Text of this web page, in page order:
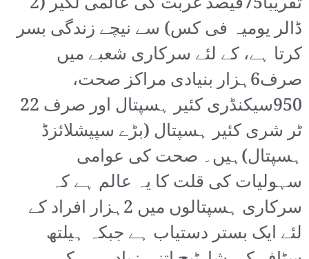
ڈالر یومیہ فی کس) سے نیچے زندگی بسر
کرتا ہے، کے لئے سرکاری شعبے میں
صرف6ہزار بنیادی مراکز صحت،
950سیکنڈری کئیر ہسپتال اور صرف 22
ٹر شری کئیر ہسپتال (بڑے سپیشلائزڈ
ہسپتال)ہیں۔ صحت کی عوامی
سہولیات کی قلت کا یہ عالم ہے کہ
سرکاری ہسپتالوں میں 2ہزار افراد کے
لئے ایک بستر دستیاب ہے جبکہ ہیلتھ